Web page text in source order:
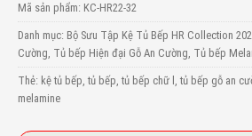
Mã sản phẩm: KC-HR22-32
Danh mục: Bộ Sưu Tập Kệ Tủ Bếp HR Collection
Cường, Tủ bếp Hiện đại Gỗ An Cường, Tủ bếp
Thẻ: kệ tủ bếp, tủ bếp, tủ bếp chữ l , tủ bếp gỗ an
melamine